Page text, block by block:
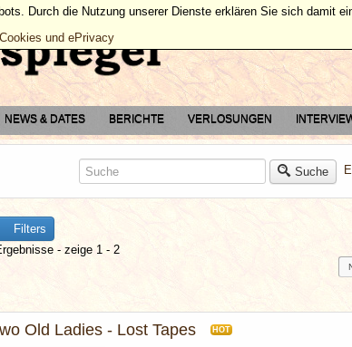
NEWS & DATES BERICHTE VERLOSUNGEN
Suche
Filters
- zeige 1 - 2
Old Ladies - Lost Tapes HOT
Durch die Nutzung unserer Dienste erklären Sie sich damit
und ePrivacy